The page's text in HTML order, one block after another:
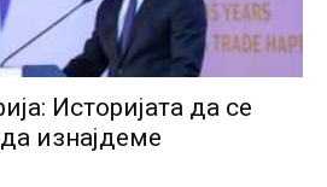
Историјата да се
изнајдеме